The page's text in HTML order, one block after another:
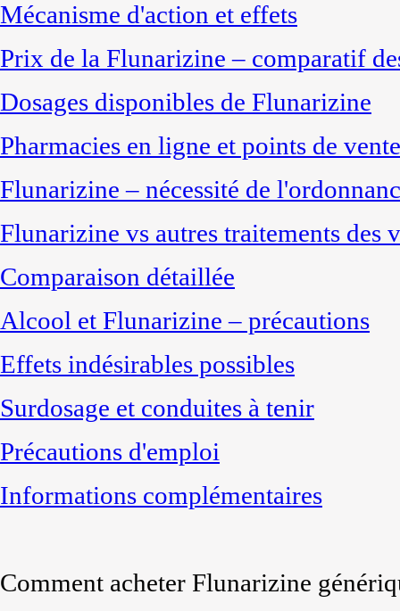
Mécanisme d'action et effets
Prix de la Flunarizine – comparatif
Dosages disponibles de Flunarizine
Pharmacies en ligne et points de vente
Flunarizine – nécessité de
Flunarizine vs autres traitements des
Comparaison détaillée
Alcool et Flunarizine – précautions
Effets indésirables possibles
Surdosage et conduites à tenir
Précautions d'emploi
Informations complémentaires
Comment acheter Flunarizine